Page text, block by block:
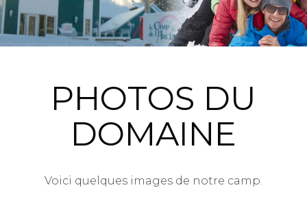
PHOTOS DU
DOMAINE
Voici quelques images de notre camp.